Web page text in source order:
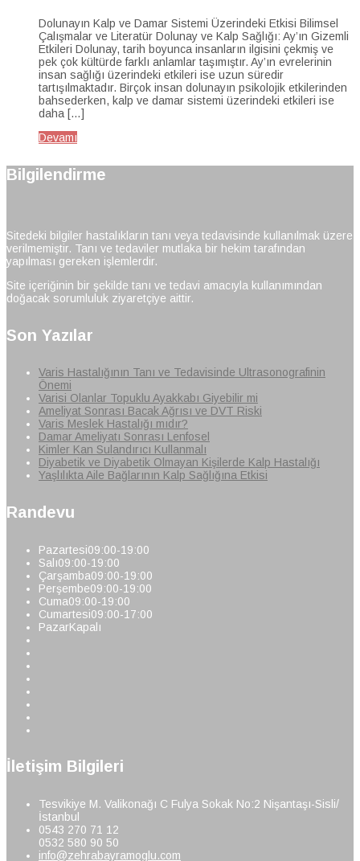
Dolunayın Kalp ve Damar Sistemi Üzerindeki Etkisi Bilimsel
Çalışmalar ve Literatür Dolunay ve Kalp Sağlığı: Ay’ın Gizemli
Etkileri Dolunay, tarih boyunca insanların ilgisini çekmiş ve
pek çok kültürde farklı anlamlar taşımıştır. Ay’ın evrelerinin
insan sağlığı üzerindeki etkileri ise uzun süredir
tartışılmaktadır. Birçok insan dolunayın psikolojik etkilerinden
bahsederken, kalp ve damar sistemi üzerindeki etkileri ise
daha […]
Devamı
Bilgilendirme
Sitedeki bilgiler hastalıkların tanı veya tedavisinde kullanılmak üzere
verilmemiştir. Tanı ve tedaviler mutlaka bir hekim tarafından
yapılması gereken işlemlerdir.
Site içeriğinin bir şekilde tanı ve tedavi amacıyla kullanımından
doğacak sorumluluk ziyaretçiye aittir.
Son Yazılar
Varis Hastalığının Tanı ve Tedavisinde Ultrasonografinin
Önemi
Varisi Olanlar Topuklu Ayakkabı Giyebilir mi
Ameliyat Sonrası Bacak Ağrısı ve DVT Riski
Varis Meslek Hastalığı mıdır?
Damar Ameliyatı Sonrası Lenfosel
Kimler Kan Sulandırıcı Kullanmalı
Diyabetik ve Diyabetik Olmayan Kişilerde Kalp Hastalığı
Yaşlılıkta Aile Bağlarının Kalp Sağlığına Etkisi
Randevu
Pazartesi09:00-19:00
Salı09:00-19:00
Çarşamba09:00-19:00
Perşembe09:00-19:00
Cuma09:00-19:00
Cumartesi09:00-17:00
PazarKapalı
İletişim Bilgileri
Tesvikiye M. Valikonağı C Fulya Sokak No:2 Nişantaşı-Sisli/
İstanbul
0543 270 71 12
0532 580 90 50
info@zehrabayramoglu.com